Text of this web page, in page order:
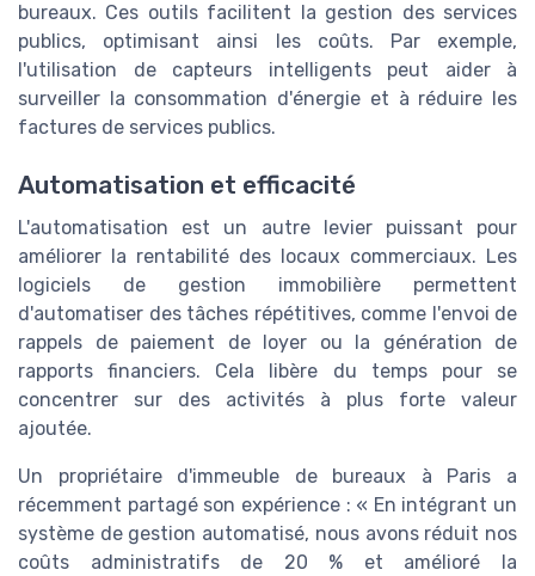
bureaux. Ces outils facilitent la gestion des services
publics, optimisant ainsi les coûts. Par exemple,
l'utilisation de capteurs intelligents peut aider à
surveiller la consommation d'énergie et à réduire les
factures de services publics.
Automatisation et efficacité
L'automatisation est un autre levier puissant pour
améliorer la rentabilité des locaux commerciaux. Les
logiciels de gestion immobilière permettent
d'automatiser des tâches répétitives, comme l'envoi de
rappels de paiement de loyer ou la génération de
rapports financiers. Cela libère du temps pour se
concentrer sur des activités à plus forte valeur
ajoutée.
Un propriétaire d'immeuble de bureaux à Paris a
récemment partagé son expérience : « En intégrant un
système de gestion automatisé, nous avons réduit nos
coûts administratifs de 20 % et amélioré la